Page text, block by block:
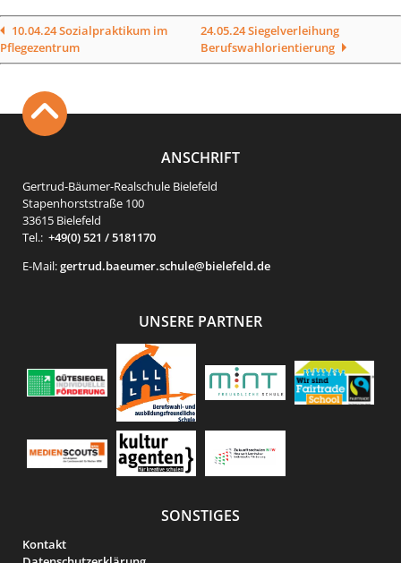
10.04.24 Sozialpraktikum im
Pflegezentrum
24.05.24 Siegelverleihung
Berufswahlorientierung
ANSCHRIFT
Gertrud-Bäumer-Realschule Bielefeld
Stapenhorststraße 100
33615 Bielefeld
Tel.: +49(0) 521 / 5181170
E-Mail:gertrud.baeumer.schule@bielefeld.de
UNSERE PARTNER
SONSTIGES
Kontakt